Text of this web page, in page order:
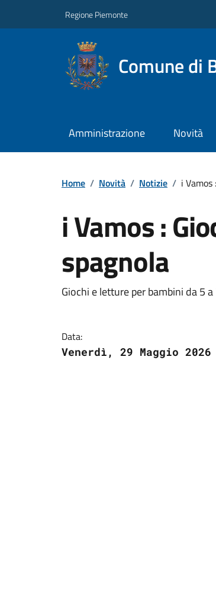
Regione Piemonte
Comune di
Amministrazione Novità
Home / Novità / Notizie / i
i Vamos :
spagnola
Giochi e letture per bambini da 5
Data:
Venerdì, 29 Maggio 2026